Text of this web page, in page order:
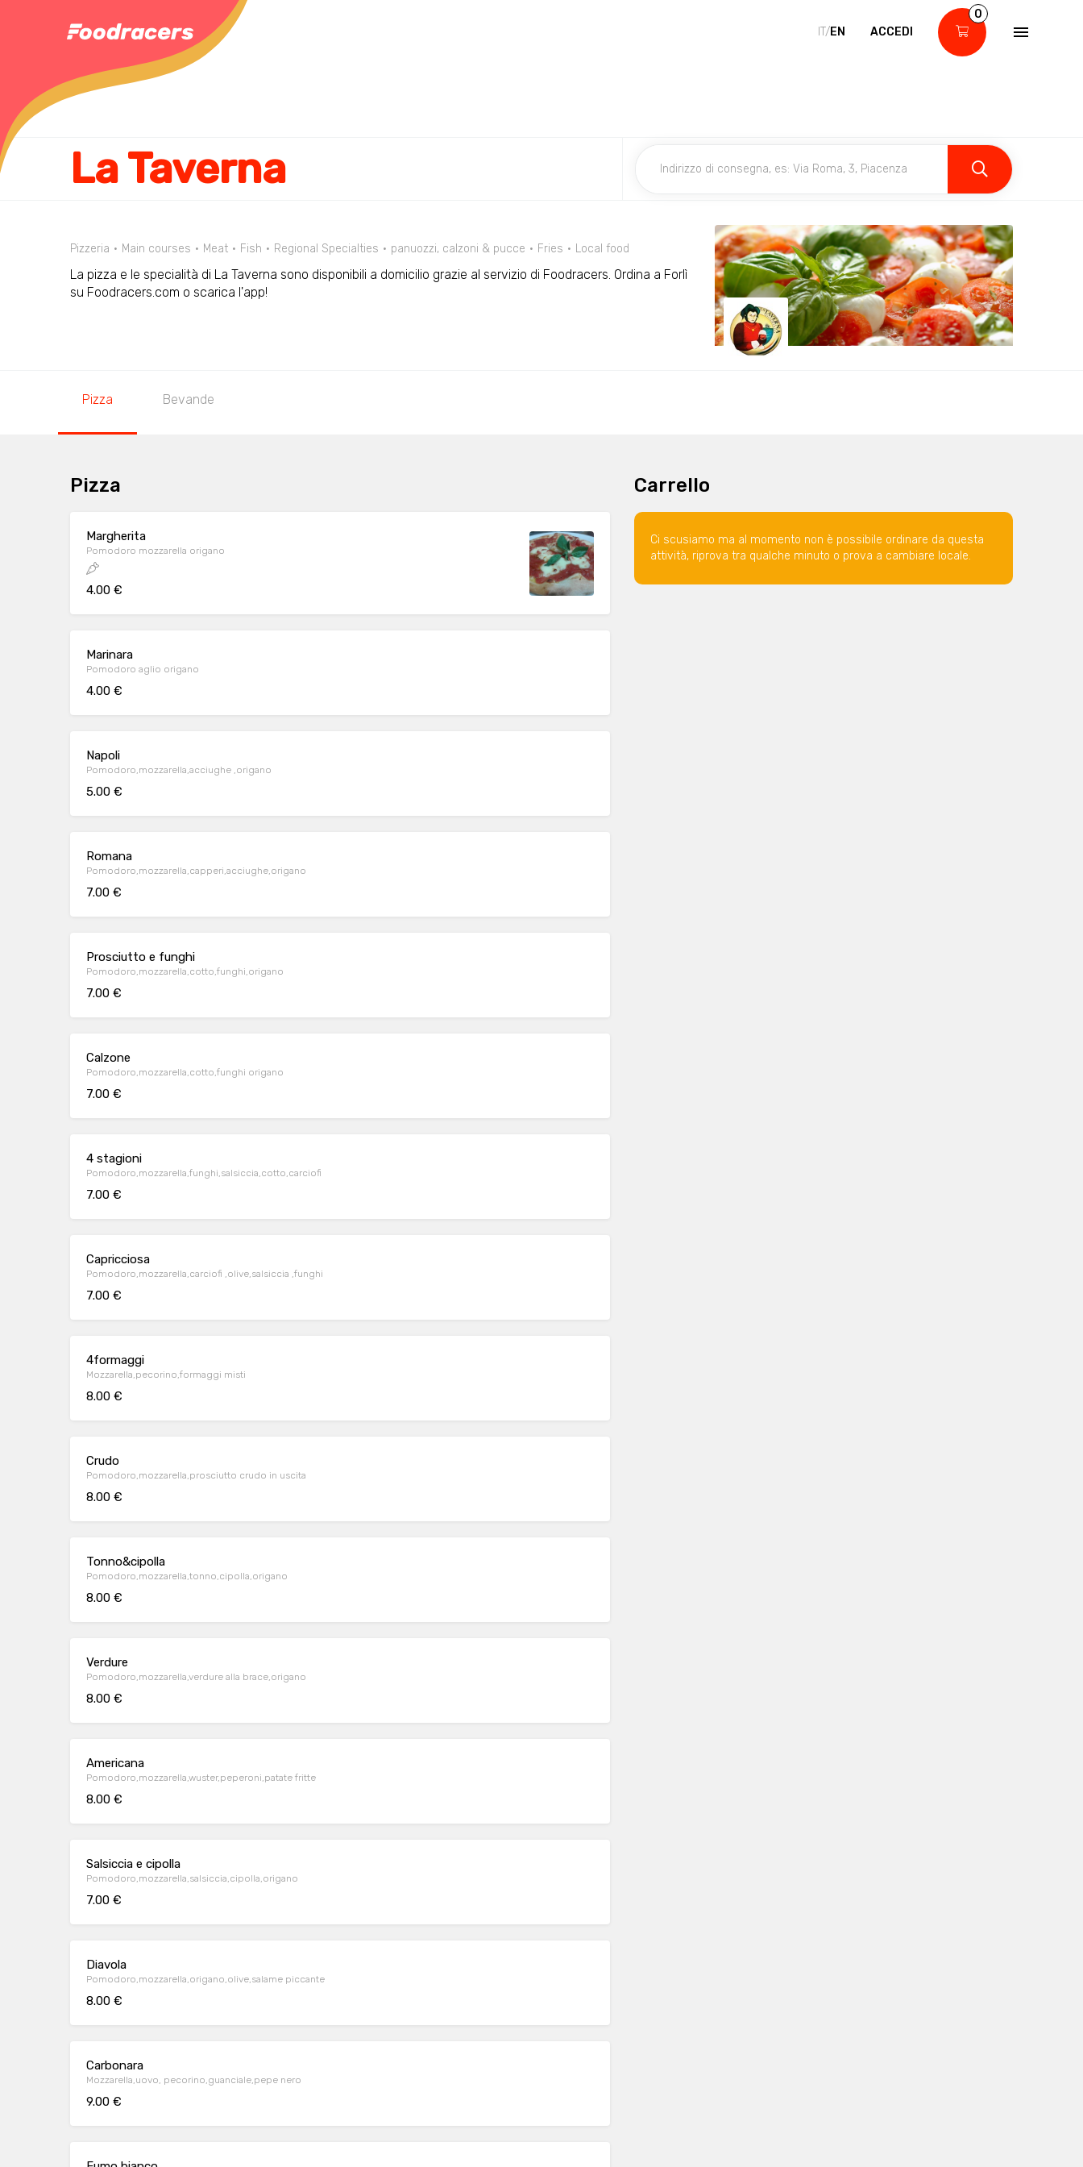
IT/EN ACCEDI
0
La Taverna
Pizzeria Main courses Meat Fish Regional Specialties panuozzi, calzoni & pucce Fries Local food
La pizza e le specialità di La Taverna sono disponibili a domicilio grazie al servizio di Foodracers. Ordina a Forlì
su Foodracers.com o scarica l'app!
Pizza Bevande
Pizza
Margherita
Pomodoro mozzarella origano
4.00 €
Marinara
Pomodoro aglio origano
4.00 €
Napoli
Pomodoro,mozzarella,acciughe ,origano
5.00 €
Romana
Pomodoro,mozzarella,capperi,acciughe,origano
7.00 €
Prosciutto e funghi
Pomodoro,mozzarella,cotto,funghi,origano
7.00 €
Calzone
Pomodoro,mozzarella,cotto,funghi origano
7.00 €
4 stagioni
Pomodoro,mozzarella,funghi,salsiccia,cotto,carciofi
7.00 €
Capricciosa
Pomodoro,mozzarella,carciofi ,olive,salsiccia ,funghi
7.00 €
4formaggi
Mozzarella,pecorino,formaggi misti
8.00 €
Crudo
Pomodoro,mozzarella,prosciutto crudo in uscita
8.00 €
Tonno&cipolla
Pomodoro,mozzarella,tonno,cipolla,origano
8.00 €
Verdure
Pomodoro,mozzarella,verdure alla brace,origano
8.00 €
Americana
Pomodoro,mozzarella,wuster,peperoni,patate fritte
8.00 €
Salsiccia e cipolla
Pomodoro,mozzarella,salsiccia,cipolla,origano
7.00 €
Diavola
Pomodoro,mozzarella,origano,olive,salame piccante
8.00 €
Carbonara
Mozzarella,uovo, pecorino,guanciale,pepe nero
9.00 €
Carrello
Ci scusiamo ma al momento non è possibile ordinare da questa
attività, riprova tra qualche minuto o prova a cambiare locale.